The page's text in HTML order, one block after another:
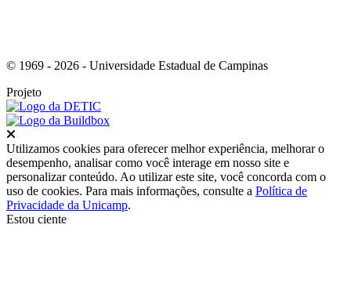
© 1969 - 2026 - Universidade Estadual de Campinas
Projeto
Utilizamos cookies para oferecer melhor experiência, melhorar o
desempenho, analisar como você interage em nosso site e
personalizar conteúdo. Ao utilizar este site, você concorda com o
uso de cookies. Para mais informações, consulte a Política de
Privacidade da Unicamp.
Estou ciente